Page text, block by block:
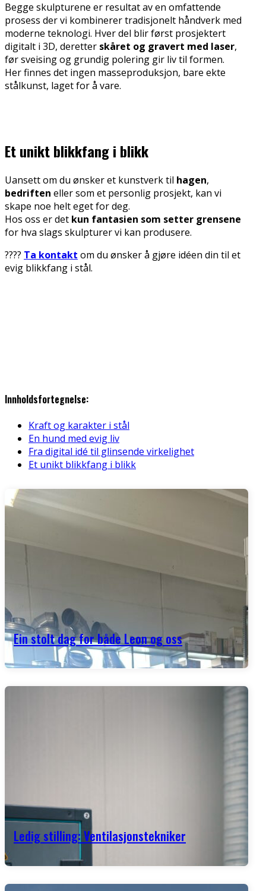
Innholdsfortegnelse:
Kraft og karakter i stål
En hund med evig liv
Fra digital idé til glinsende virkelighet
Et unikt blikkfang i blikk
Ein stolt dag for både Leon og oss
Ledig stilling: Ventilasjonstekniker
Begge skulpturene er resultat av en omfattende
prosess der vi kombinerer tradisjonelt håndverk med
moderne teknologi. Hver del blir først prosjektert
digitalt i 3D, deretter skåret og gravert med laser,
før sveising og grundig polering gir liv til formen.
Her finnes det ingen masseproduksjon, bare ekte
stålkunst, laget for å vare.
Et unikt blikkfang i blikk
Uansett om du ønsker et kunstverk til hagen,
bedriften eller som et personlig prosjekt, kan vi
skape noe helt eget for deg.
Hos oss er det kun fantasien som setter grensene
for hva slags skulpturer vi kan produsere.
???? Ta kontakt om du ønsker å gjøre idéen din til et
evig blikkfang i stål.